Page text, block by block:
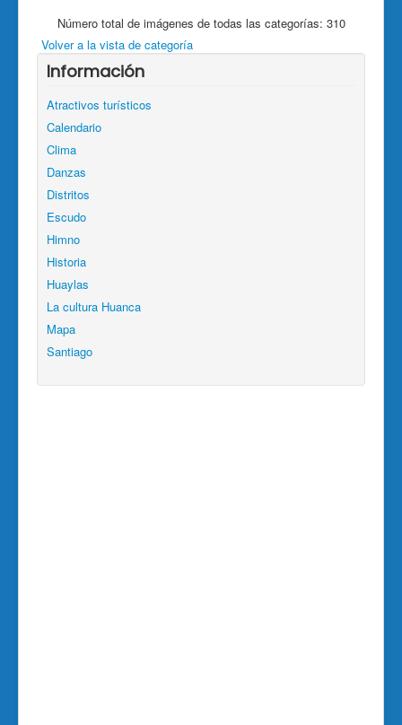
Número total de imágenes de todas las categorías: 310
Volver a la vista de categoría
Información
Atractivos turísticos
Calendario
Clima
Danzas
Distritos
Escudo
Himno
Historia
Huaylas
La cultura Huanca
Mapa
Santiago